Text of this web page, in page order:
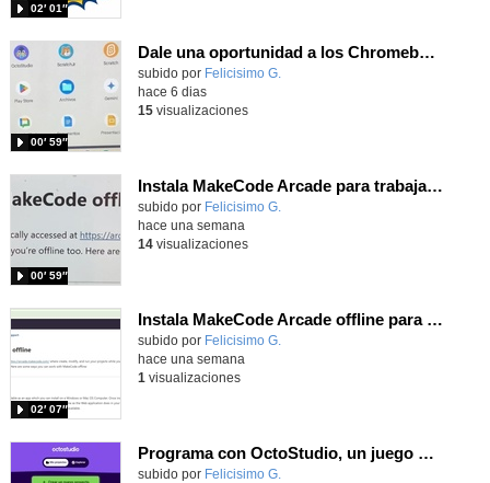
02′ 01″
Dale una oportunidad a los Chromebooks y utiliza un proyector para realizar talleres si no tienes pantallas táctiles
Contenido educativo.
subido por Felicisimo G.
00′ 59″
hace 6 dias
15visualizaciones
Instala MakeCode Arcade para trabajar offline en tu tablet, ordenador, Chromebook
Contenido educativo.
subido por Felicisimo G.
00′ 59″
hace una semana
14visualizaciones
Instala MakeCode Arcade offline para programar grandes juegos sin necesidad de Internet
Contenido educativo.
subido por Felicisimo G.
02′ 07″
hace una semana
1 visualizaciones
Programa con OctoStudio, un juego de disparos contra Zombies con un cargador basado en el House of the dead
Contenido educativo.
subido por Felicisimo G.